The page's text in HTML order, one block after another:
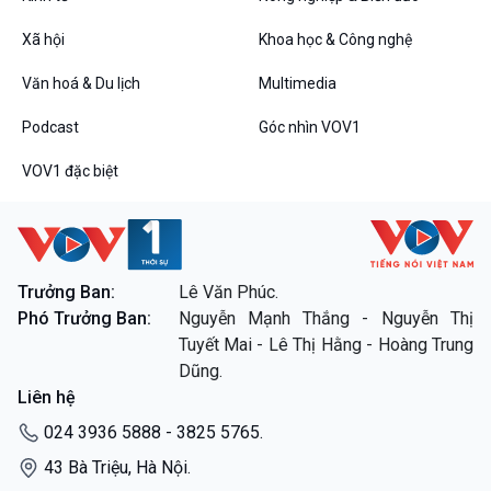
Chuyển đổi Xanh
Tài nguyên và Môi trường
Xã hội chuyển động
Sống chung với biến đổi
khí hậu
Tin Văn hoá & Du lịch
Chát với người nổi tiếng
Câu chuyện Thể thao
Infographic
E-Magazine
Góc nhìn VOV1
Xã hội Khoa học & Công nghệ
Văn hoá & Du lịch Multimedia
Podcast Góc nhìn VOV1
VOV1 đặc biệt
Trưởng Ban:
Lê Văn Phúc.
Phó Trưởng Ban:
Nguyễn Mạnh Thắng - Nguyễn Thị
Tuyết Mai - Lê Thị Hằng - Hoàng Trung
Dũng.
Liên hệ
024 3936 5888 - 3825 5765.
43 Bà Triệu, Hà Nội.